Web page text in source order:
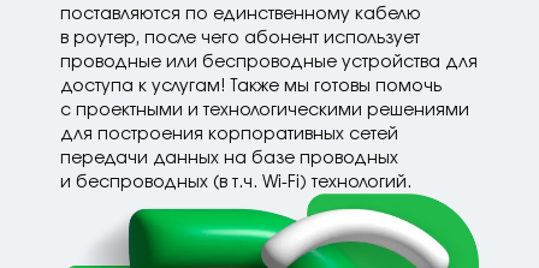
поставляются по единственному кабелю
в роутер, после чего абонент использует
проводные или беспроводные устройства для
доступа к услугам! Также мы готовы помочь
с проектными и технологическими решениями
для построения корпоративных сетей
передачи данных на базе проводных
и беспроводных (в т.ч. Wi-Fi) технологий.